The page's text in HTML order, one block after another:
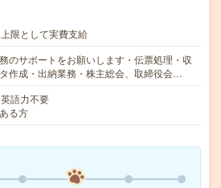
限として実費支給
のサポートをお願いします・伝票処理・収
作成・出納業務・株主総会、取締役会…
語力不要
る方